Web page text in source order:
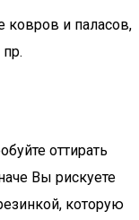
ковров и паласов,
оттирать
Вы рискуете
которую